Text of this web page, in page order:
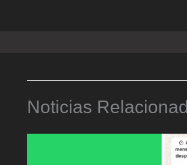
Noticias